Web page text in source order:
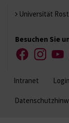
Universität
Besuchen Sie
Facebook
Intranet